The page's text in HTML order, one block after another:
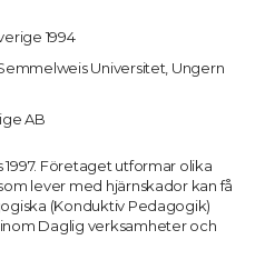
1994
Universitet, Ungern
AB
Företaget utformar olika
lever med hjärnskador kan få
(Konduktiv Pedagogik)
Daglig verksamheter och